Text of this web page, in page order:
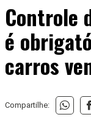
Controle
é
carros
Compartilhe: